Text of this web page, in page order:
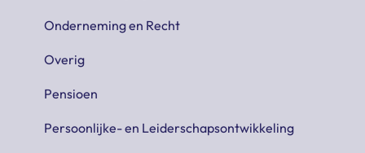
Onderneming en Recht
Overig
Pensioen
Persoonlijke- en Leiderschapsontwikkeling